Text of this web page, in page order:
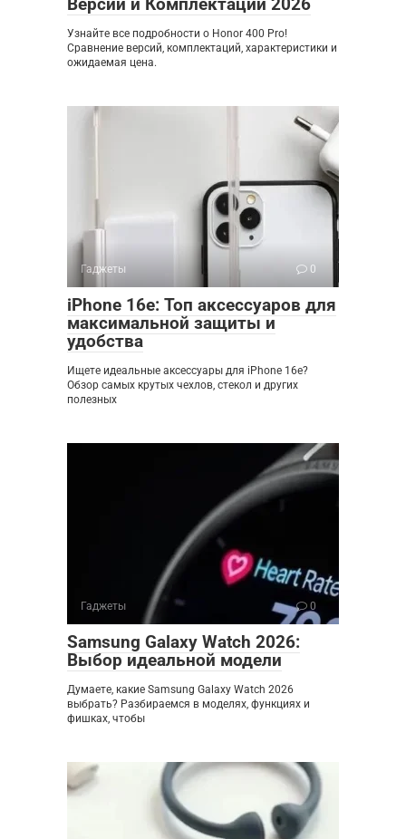
Узнайте все подробности о Honor 400 Pro!
Сравнение версий, комплектаций, характеристики и
ожидаемая цена.
Гаджеты 0
iPhone 16e: Топ аксессуаров для
максимальной защиты и
удобства
Ищете идеальные аксессуары для iPhone 16e?
Обзор самых крутых чехлов, стекол и других
полезных
Гаджеты 0
Samsung Galaxy Watch 2026:
Выбор идеальной модели
Думаете, какие Samsung Galaxy Watch 2026
выбрать? Разбираемся в моделях, функциях и
фишках, чтобы